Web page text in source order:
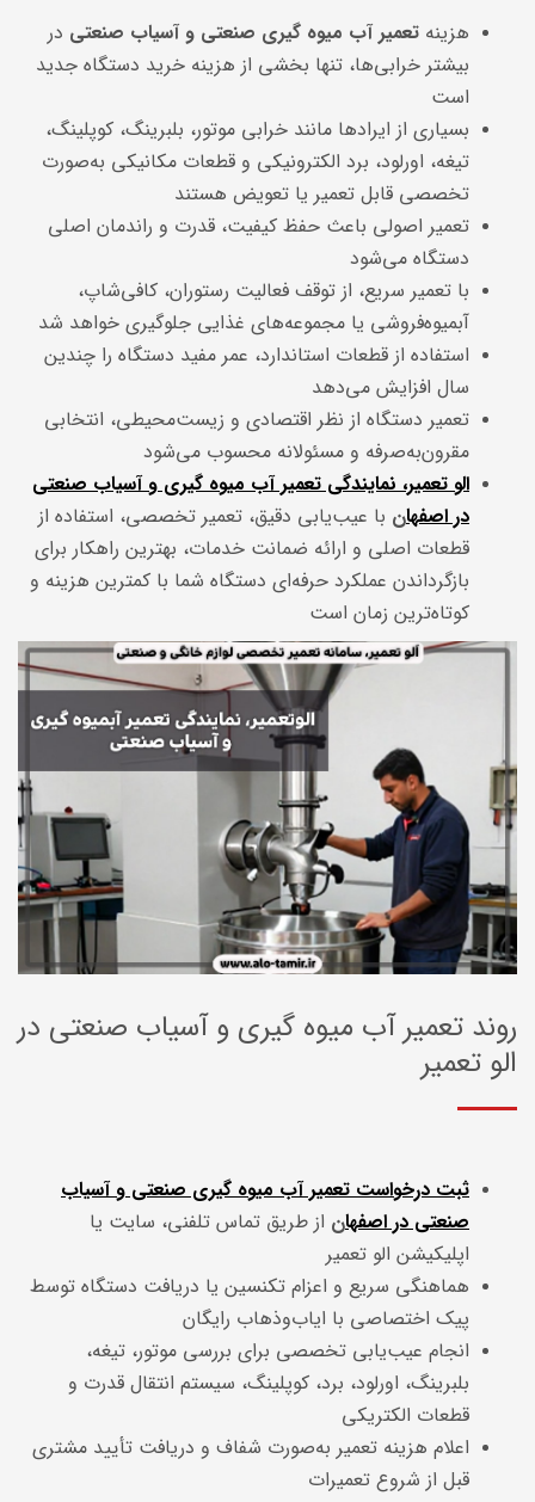
هزینه تعمیر آب میوه گیری صنعتی و آسیاب صنعتی در
بیشتر خرابی‌ها، تنها بخشی از هزینه خرید دستگاه جدید
است
بسیاری از ایرادها مانند خرابی موتور، بلبرینگ، کوپلینگ،
تیغه، اورلود، برد الکترونیکی و قطعات مکانیکی به‌صورت
تخصصی قابل تعمیر یا تعویض هستند
تعمیر اصولی باعث حفظ کیفیت، قدرت و راندمان اصلی
دستگاه می‌شود
با تعمیر سریع، از توقف فعالیت رستوران، کافی‌شاپ،
آبمیوه‌فروشی یا مجموعه‌های غذایی جلوگیری خواهد شد
استفاده از قطعات استاندارد، عمر مفید دستگاه را چندین
سال افزایش می‌دهد
تعمیر دستگاه از نظر اقتصادی و زیست‌محیطی، انتخابی
مقرون‌به‌صرفه و مسئولانه محسوب می‌شود
الو تعمیر، نمایندگی تعمیر آب میوه گیری و آسیاب صنعتی
در اصفهان با عیب‌یابی دقیق، تعمیر تخصصی، استفاده از
قطعات اصلی و ارائه ضمانت خدمات، بهترین راهکار برای
بازگرداندن عملکرد حرفه‌ای دستگاه شما با کمترین هزینه و
کوتاه‌ترین زمان است
روند تعمیر آب میوه گیری و آسیاب صنعتی در
الو تعمیر
ثبت درخواست تعمیر آب میوه گیری صنعتی و آسیاب
صنعتی در اصفهان از طریق تماس تلفنی، سایت یا
اپلیکیشن الو تعمیر
هماهنگی سریع و اعزام تکنسین یا دریافت دستگاه توسط
پیک اختصاصی با ایاب‌وذهاب رایگان
انجام عیب‌یابی تخصصی برای بررسی موتور، تیغه،
بلبرینگ، اورلود، برد، کوپلینگ، سیستم انتقال قدرت و
قطعات الکتریکی
اعلام هزینه تعمیر به‌صورت شفاف و دریافت تأیید مشتری
قبل از شروع تعمیرات